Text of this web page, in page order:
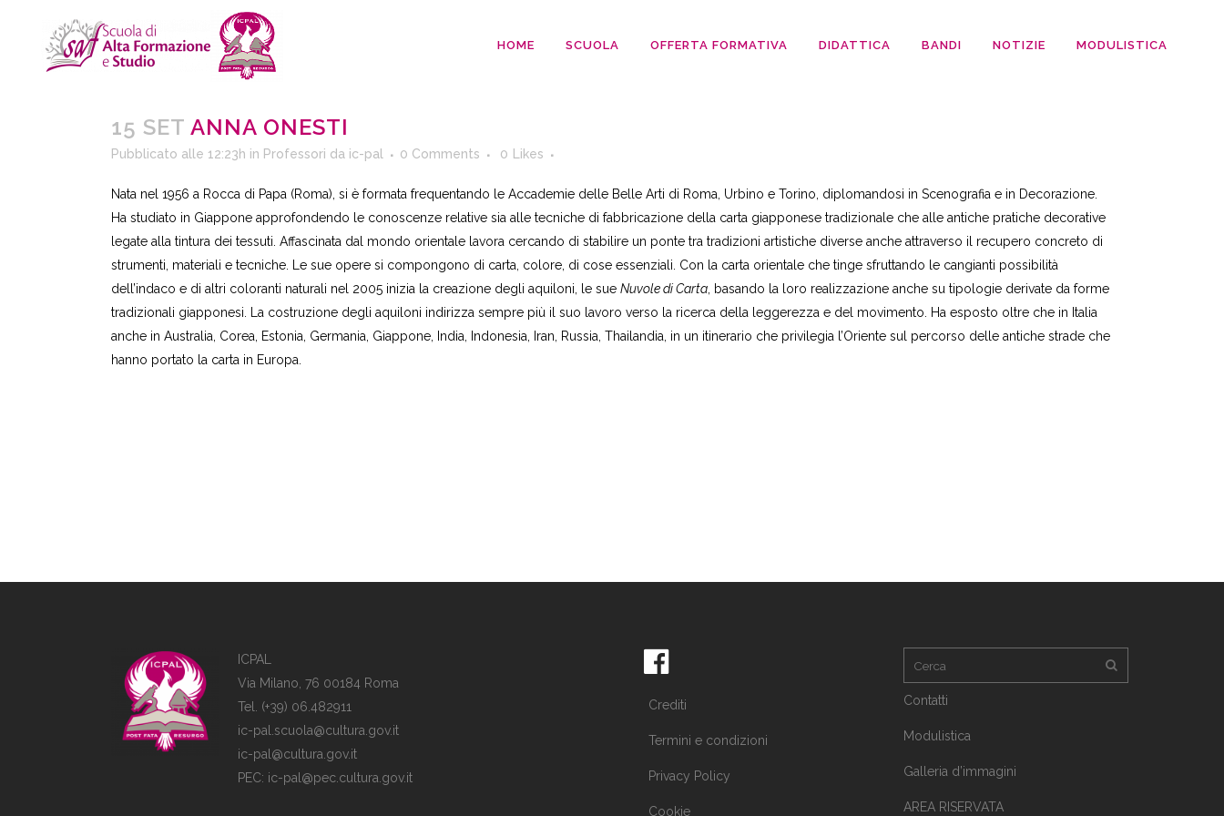
HOME SCUOLA OFFERTA FORMATIVA DIDATTICA BANDI NOTIZIE MODULISTICA
15 SET ANNA ONESTI
Pubblicato alle 12:23h in Professori da ic-pal 0 Comments 0 Likes
Nata nel 1956 a Rocca di Papa (Roma), si è formata frequentando le Accademie delle Belle Arti di Roma, Urbino e Torino, diplomandosi in Scenografia e in Decorazione.
Ha studiato in Giappone approfondendo le conoscenze relative sia alle tecniche di fabbricazione della carta giapponese tradizionale che alle antiche pratiche decorative
legate alla tintura dei tessuti. Affascinata dal mondo orientale lavora cercando di stabilire un ponte tra tradizioni artistiche diverse anche attraverso il recupero concreto di
strumenti, materiali e tecniche. Le sue opere si compongono di carta, colore, di cose essenziali. Con la carta orientale che tinge sfruttando le cangianti possibilità
dell’indaco e di altri coloranti naturali nel 2005 inizia la creazione degli aquiloni, le sue Nuvole di Carta , basando la loro realizzazione anche su tipologie derivate da forme
tradizionali giapponesi. La costruzione degli aquiloni indirizza sempre più il suo lavoro verso la ricerca della leggerezza e del movimento. Ha esposto oltre che in Italia
anche in Australia, Corea, Estonia, Germania, Giappone, India, Indonesia, Iran, Russia, Thailandia, in un itinerario che privilegia l’Oriente sul percorso delle antiche strade che
hanno portato la carta in Europa.
ICPAL
Via Milano, 76 00184 Roma
Tel. (+39) 06.482911
ic-pal.scuola@cultura.gov.it
ic-pal@cultura.gov.it
PEC: ic-pal@pec.cultura.gov.it
Crediti
Termini e condizioni
Privacy Policy
Cookie
Contatti
Modulistica
Galleria d’immagini
AREA RISERVATA